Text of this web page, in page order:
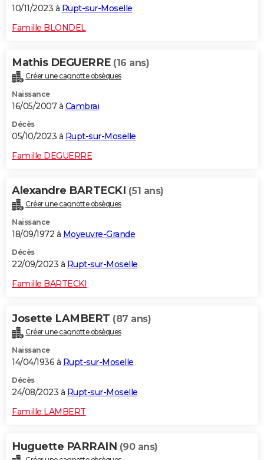
10/11/2023 à Rupt-sur-Moselle
Famille BLONDEL
Mathis DEGUERRE (16 ans)
Créer une cagnotte obsèques
Naissance
16/05/2007 à Cambrai
Décès
05/10/2023 à Rupt-sur-Moselle
Famille DEGUERRE
Alexandre BARTECKI (51 ans)
Créer une cagnotte obsèques
Naissance
18/09/1972 à Moyeuvre-Grande
Décès
22/09/2023 à Rupt-sur-Moselle
Famille BARTECKI
Josette LAMBERT (87 ans)
Créer une cagnotte obsèques
Naissance
14/04/1936 à Rupt-sur-Moselle
Décès
24/08/2023 à Rupt-sur-Moselle
Famille LAMBERT
Huguette PARRAIN (90 ans)